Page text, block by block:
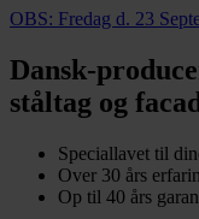
OBS: Fredag d. 23
Dansk-
ståltag og
Speciallavet til
Over 30 års
Op til 40 års